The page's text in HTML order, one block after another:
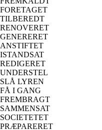
FORETAGET
TILBEREDT
RENOVERET
GENERERET
ANSTIFTET
ISTANDSAT
REDIGERET
UNDERSTEL
SLÅ LYREN
FÅ I GANG
FREMBRAGT
SAMMENSAT
SOCIETETET
PRÆPARERET